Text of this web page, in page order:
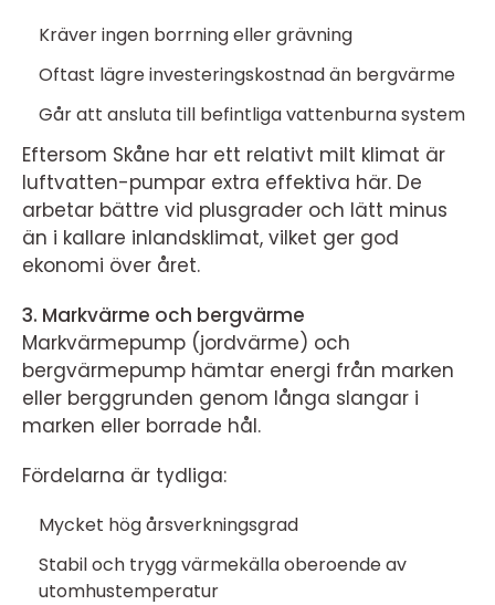
Kräver ingen borrning eller grävning
Oftast lägre investeringskostnad än bergvärme
Går att ansluta till befintliga vattenburna system
Eftersom Skåne har ett relativt milt klimat är
luftvatten-pumpar extra effektiva här. De
arbetar bättre vid plusgrader och lätt minus
än i kallare inlandsklimat, vilket ger god
ekonomi över året.
3. Markvärme och bergvärme
Markvärmepump (jordvärme) och
bergvärmepump hämtar energi från marken
eller berggrunden genom långa slangar i
marken eller borrade hål.
Fördelarna är tydliga:
Mycket hög årsverkningsgrad
Stabil och trygg värmekälla oberoende av
utomhustemperatur